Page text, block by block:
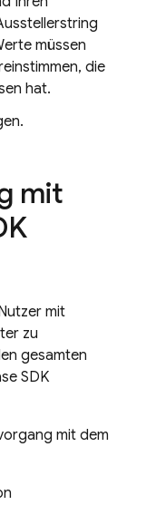
müssen
die
hat.
mit
mit
zu
gesamten
SDK
mit dem